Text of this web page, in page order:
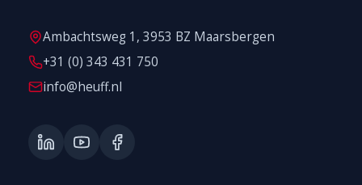
Ambachtsweg 1, 3953 BZ Maarsbergen
+31 (0) 343 431 750
info@heuff.nl